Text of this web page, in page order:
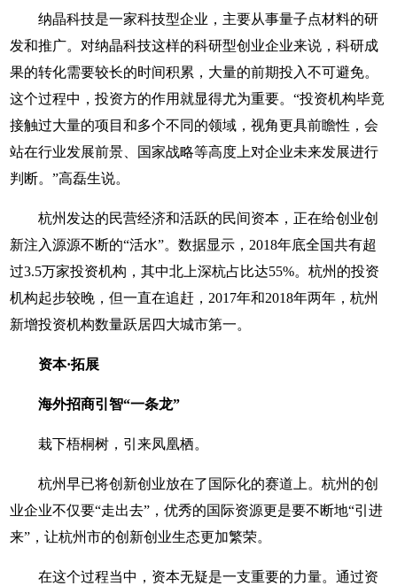
纳晶科技是一家科技型企业，主要从事量子点材料的研
发和推广。对纳晶科技这样的科研型创业企业来说，科研成
果的转化需要较长的时间积累，大量的前期投入不可避免。
这个过程中，投资方的作用就显得尤为重要。“投资机构毕竟
接触过大量的项目和多个不同的领域，视角更具前瞻性，会
站在行业发展前景、国家战略等高度上对企业未来发展进行
判断。”高磊生说。
杭州发达的民营经济和活跃的民间资本，正在给创业创
新注入源源不断的“活水”。数据显示，2018年底全国共有超
过3.5万家投资机构，其中北上深杭占比达55%。杭州的投资
机构起步较晚，但一直在追赶，2017年和2018年两年，杭州
新增投资机构数量跃居四大城市第一。
资本·拓展
海外招商引智“一条龙”
栽下梧桐树，引来凤凰栖。
杭州早已将创新创业放在了国际化的赛道上。杭州的创
业企业不仅要“走出去”，优秀的国际资源更是要不断地“引进
来”，让杭州市的创新创业生态更加繁荣。
在这个过程当中，资本无疑是一支重要的力量。通过资